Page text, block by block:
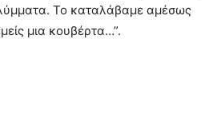
Το καταλάβαμε αμέσως
μια κουβέρτα…”.